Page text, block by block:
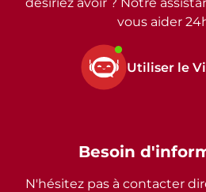
vous aider
Utiliser le
Besoin
N'hésitez pas à contacter